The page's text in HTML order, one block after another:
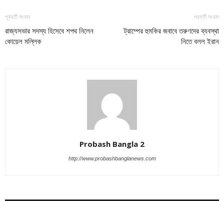
পূর্ববর্তী সংবাদ
রাজ্যসভার সদস্য হিসেবে শপথ নিলেন
কোয়েল মল্লিক
পরবর্তী সংবাদ
ট্রাম্পের হুমকির জবাবে তরুণদের ব্যবস্থা
নিতে বলল ইরান
Probash Bangla 2
http://www.probashbanglanews.com